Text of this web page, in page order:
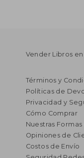
Vender Libros
Términos y
Políticas de
Privacidad y
Cómo Comprar
Nuestras
Opiniones de
Costos de Envío